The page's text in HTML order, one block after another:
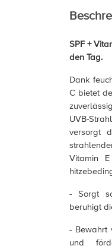
SPF +
den Tag.
Dank
C bietet
UVB-
versorgt
Vitamin
- Sorgt
beruhigt
- Bewahrt
und